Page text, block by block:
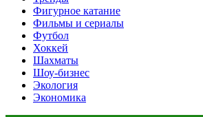
Фигурное катание
Фильмы и сериалы
Футбол
Хоккей
Шахматы
Шоу-бизнес
Экология
Экономика